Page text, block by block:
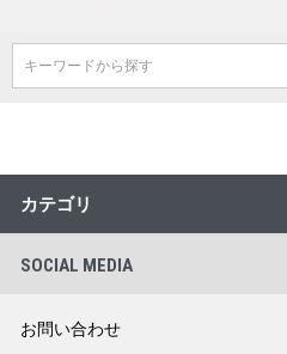
キーワードから探す
カテゴリ
SOCIAL MEDIA
お問い合わせ